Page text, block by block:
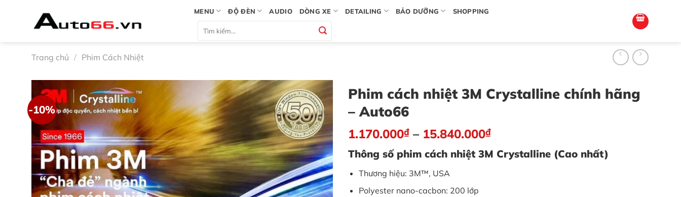
MENU ĐỘ ĐÈN AUDIO DÒNG XE DETAILING BẢO DƯỠNG SHOPPING
kiếm:
Trang chủ / Phim Cách Nhiệt
-10%
Phim cách nhiệt 3M Crystalline chính hãng
– Auto66
1.170.000₫ – 15.840.000₫
Thông số phim cách nhiệt 3M Crystalline (Cao nhất)
Thương hiệu: 3M™, USA
Polyester nano-cacbon: 200 lớp